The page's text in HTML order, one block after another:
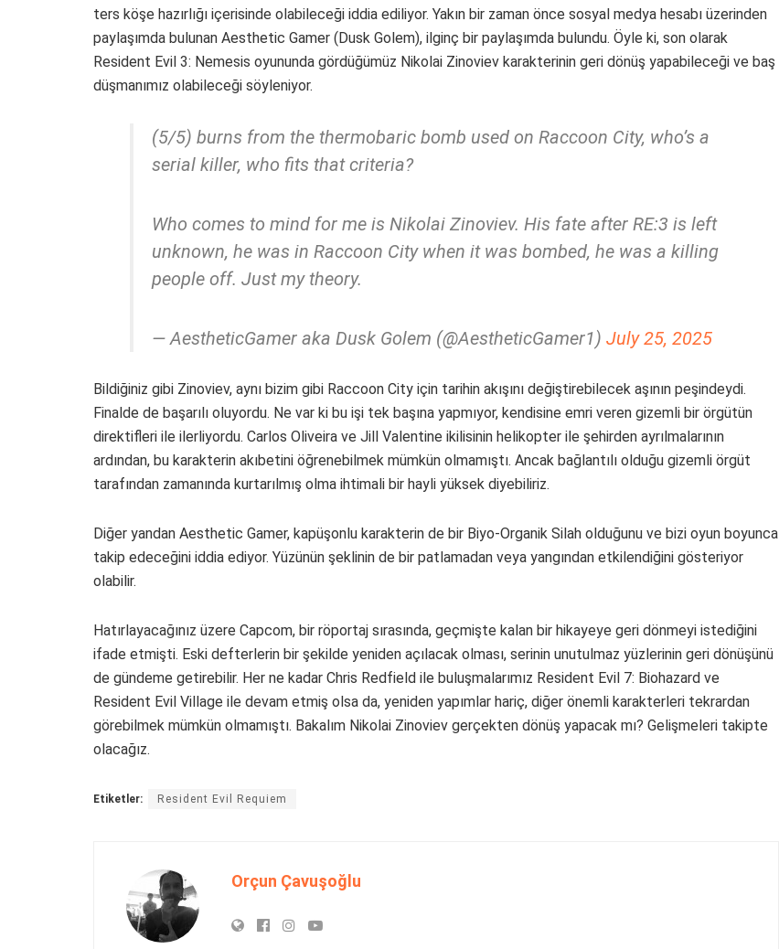
ters köşe hazırlığı içerisinde olabileceği iddia ediliyor. Yakın bir zaman önce sosyal medya hesabı üzerinden
paylaşımda bulunan Aesthetic Gamer (Dusk Golem), ilginç bir paylaşımda bulundu. Öyle ki, son olarak
Resident Evil 3: Nemesis oyununda gördüğümüz Nikolai Zinoviev karakterinin geri dönüş yapabileceği ve baş
düşmanımız olabileceği söyleniyor.
(5/5) burns from the thermobaric bomb used on Raccoon City, who’s a
serial killer, who fits that criteria?
Who comes to mind for me is Nikolai Zinoviev. His fate after RE:3 is left
unknown, he was in Raccoon City when it was bombed, he was a killing
people off. Just my theory.
— AestheticGamer aka Dusk Golem (@AestheticGamer1) July 25, 2025
Bildiğiniz gibi Zinoviev, aynı bizim gibi Raccoon City için tarihin akışını değiştirebilecek aşının peşindeydi.
Finalde de başarılı oluyordu. Ne var ki bu işi tek başına yapmıyor, kendisine emri veren gizemli bir örgütün
direktifleri ile ilerliyordu. Carlos Oliveira ve Jill Valentine ikilisinin helikopter ile şehirden ayrılmalarının
ardından, bu karakterin akıbetini öğrenebilmek mümkün olmamıştı. Ancak bağlantılı olduğu gizemli örgüt
tarafından zamanında kurtarılmış olma ihtimali bir hayli yüksek diyebiliriz.
Diğer yandan Aesthetic Gamer, kapüşonlu karakterin de bir Biyo-Organik Silah olduğunu ve bizi oyun boyunca
takip edeceğini iddia ediyor. Yüzünün şeklinin de bir patlamadan veya yangından etkilendiğini gösteriyor
olabilir.
Hatırlayacağınız üzere Capcom, bir röportaj sırasında, geçmişte kalan bir hikayeye geri dönmeyi istediğini
ifade etmişti. Eski defterlerin bir şekilde yeniden açılacak olması, serinin unutulmaz yüzlerinin geri dönüşünü
de gündeme getirebilir. Her ne kadar Chris Redfield ile buluşmalarımız Resident Evil 7: Biohazard ve
Resident Evil Village ile devam etmiş olsa da, yeniden yapımlar hariç, diğer önemli karakterleri tekrardan
görebilmek mümkün olmamıştı. Bakalım Nikolai Zinoviev gerçekten dönüş yapacak mı? Gelişmeleri takipte
olacağız.
Etiketler: Resident Evil Requiem
Orçun Çavuşoğlu